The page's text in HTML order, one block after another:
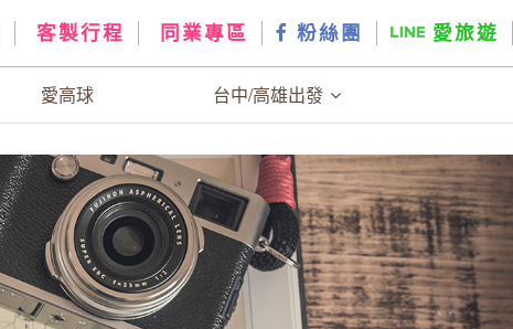
客製行程 同業專區 粉絲團 愛旅遊
愛高球 台中/高雄出發